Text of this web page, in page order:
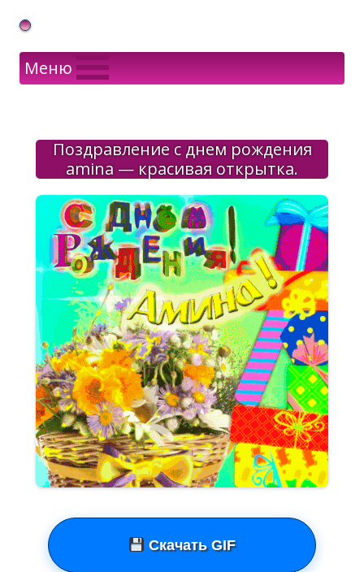
Gif Открытки в подарок
Меню
Поздравление с днем рождения
amina — красивая открытка.
Скачать GIF